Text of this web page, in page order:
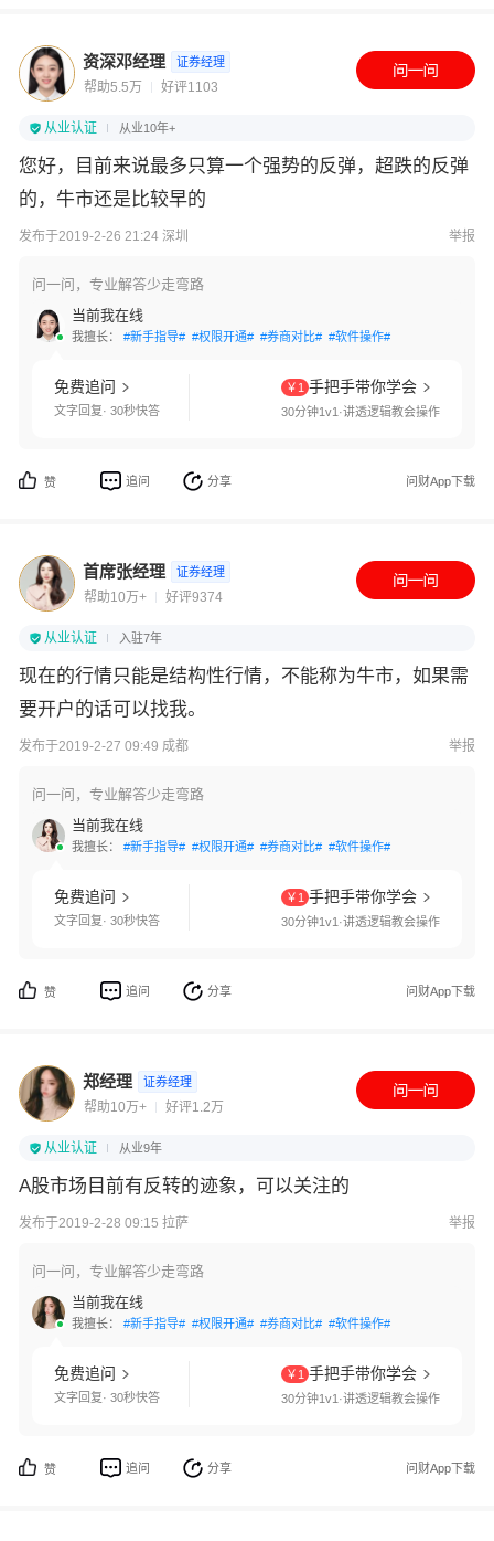
资深邓经理 证券经理
帮助5.5万 好评1103
从业认证 从业10年+
您好，目前来说最多只算一个强势的反弹，超跌的反弹
的，牛市还是比较早的
发布于2019-2-26 21:24 深圳 举报
问一问，专业解答少走弯路
当前我在线
我擅长： #新手指导# #权限开通# #券商对比# #软件操作#
免费追问
文字回复· 30秒快答
￥1 手把手带你学会
30分钟1v1·讲透逻辑教会操作
赞 追问 分享 问财App下载
首席张经理 证券经理
帮助10万+ 好评9374
从业认证 入驻7年
现在的行情只能是结构性行情，不能称为牛市，如果需
要开户的话可以找我。
发布于2019-2-27 09:49 成都 举报
问一问，专业解答少走弯路
当前我在线
我擅长： #新手指导# #权限开通# #券商对比# #软件操作#
免费追问
文字回复· 30秒快答
￥1 手把手带你学会
30分钟1v1·讲透逻辑教会操作
赞 追问 分享 问财App下载
郑经理 证券经理
帮助10万+ 好评1.2万
从业认证 从业9年
A股市场目前有反转的迹象，可以关注的
发布于2019-2-28 09:15 拉萨 举报
问一问，专业解答少走弯路
当前我在线
我擅长： #新手指导# #权限开通# #券商对比# #软件操作#
免费追问
文字回复· 30秒快答
￥1 手把手带你学会
30分钟1v1·讲透逻辑教会操作
赞 追问 分享 问财App下载